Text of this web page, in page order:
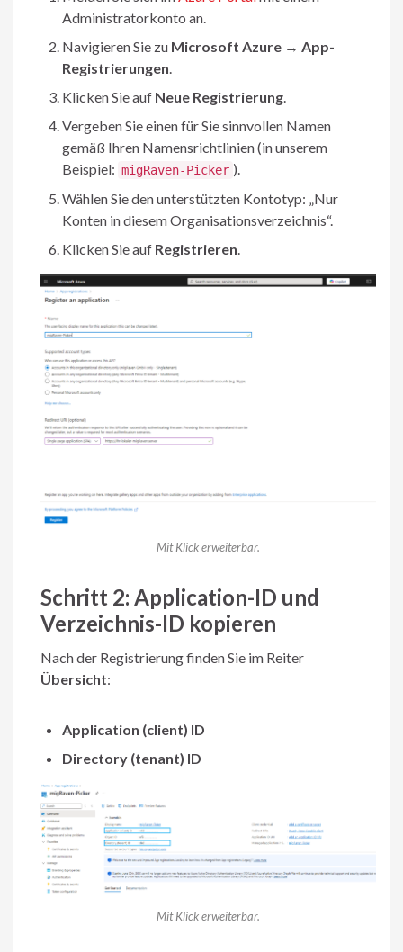
Administratorkonto an.
Navigieren Sie zu Microsoft Azure → App-
Registrierungen.
Klicken Sie auf Neue Registrierung.
Vergeben Sie einen für Sie sinnvollen Namen
gemäß Ihren Namensrichtlinien (in unserem
Beispiel: migRaven-Picker ).
Wählen Sie den unterstützten Kontotyp: „Nur
Konten in diesem Organisationsverzeichnis“.
Klicken Sie auf Registrieren.
Mit Klick erweiterbar.
Schritt 2: Application-ID und
Verzeichnis-ID kopieren
Nach der Registrierung finden Sie im Reiter
Übersicht:
Application (client) ID
Directory (tenant) ID
Mit Klick erweiterbar.